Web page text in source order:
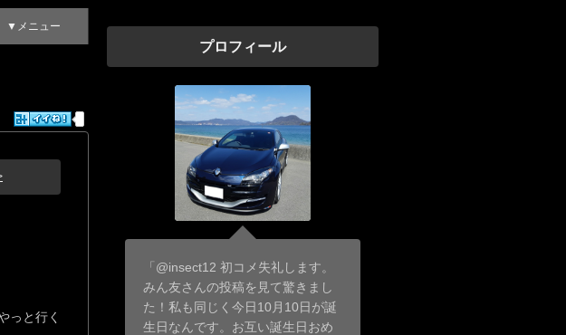
▼メニュー
っと行く
プロフィール
「@insect12 初コメ失礼します。
みん友さんの投稿を見て驚きまし
た！私も同じく今日10月10日が誕
生日なんです。お互い誕生日おめ